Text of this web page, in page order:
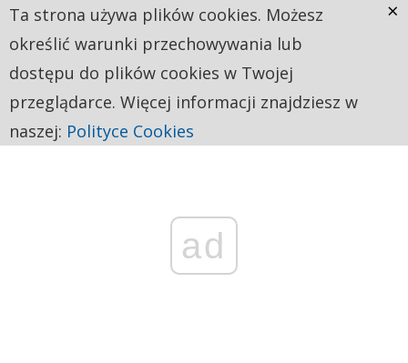
ad
Ta strona używa plików cookies. Możesz
określić warunki przechowywania lub
dostępu do plików cookies w Twojej
przeglądarce. Więcej informacji znajdziesz w
naszej: Polityce Cookies
×